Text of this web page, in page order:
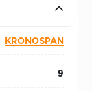
KRONOSPAN
9